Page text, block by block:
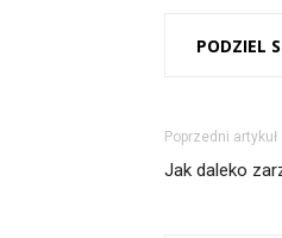
PODZIEL
Poprzedni artykuł
Jak daleko